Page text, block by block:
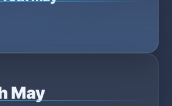
May